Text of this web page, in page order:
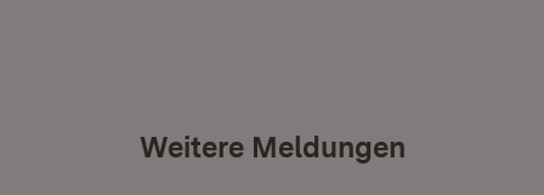
Weitere Meldungen